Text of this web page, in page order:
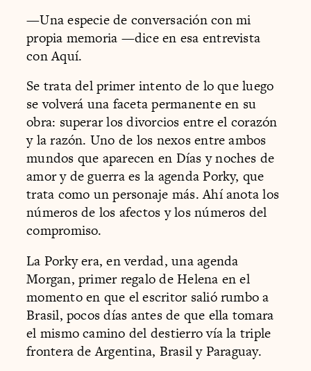
—Una especie de conversación con mi
propia memoria —dice en esa entrevista
con Aquí.
Se trata del primer intento de lo que luego
se volverá una faceta permanente en su
obra: superar los divorcios entre el corazón
y la razón. Uno de los nexos entre ambos
mundos que aparecen en Días y noches de
amor y de guerra es la agenda Porky, que
trata como un personaje más. Ahí anota los
números de los afectos y los números del
compromiso.
La Porky era, en verdad, una agenda
Morgan, primer regalo de Helena en el
momento en que el escritor salió rumbo a
Brasil, pocos días antes de que ella tomara
el mismo camino del destierro vía la triple
frontera de Argentina, Brasil y Paraguay.